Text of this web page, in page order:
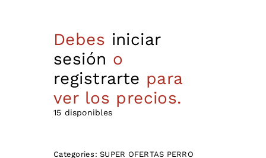
Debes iniciar
sesión o
registrarte para
ver los precios.
15 disponibles
Categories:SUPER OFERTAS PERRO